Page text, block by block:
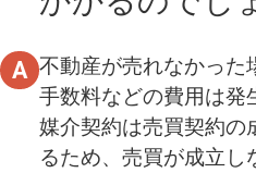
不動産が売れなかった
手数料などの費用は発
媒介契約は売買契約の
るため、売買が成立し